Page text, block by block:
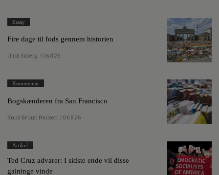
Essay
Fire dage til fods gennem historien
Ulrik Søberg / 06.8.26
Kommentar
Bogskænderen fra San Francisco
Knud Bruun Poulsen / 06.8.26
Artikel
Ted Cruz advarer: I sidste ende vil disse
galninge vinde